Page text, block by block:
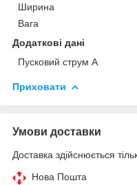
Ширина
Вага
Додаткові дані
Пусковий струм А
Приховати
Умови доставки
Доставка здійснюється
Нова Пошта